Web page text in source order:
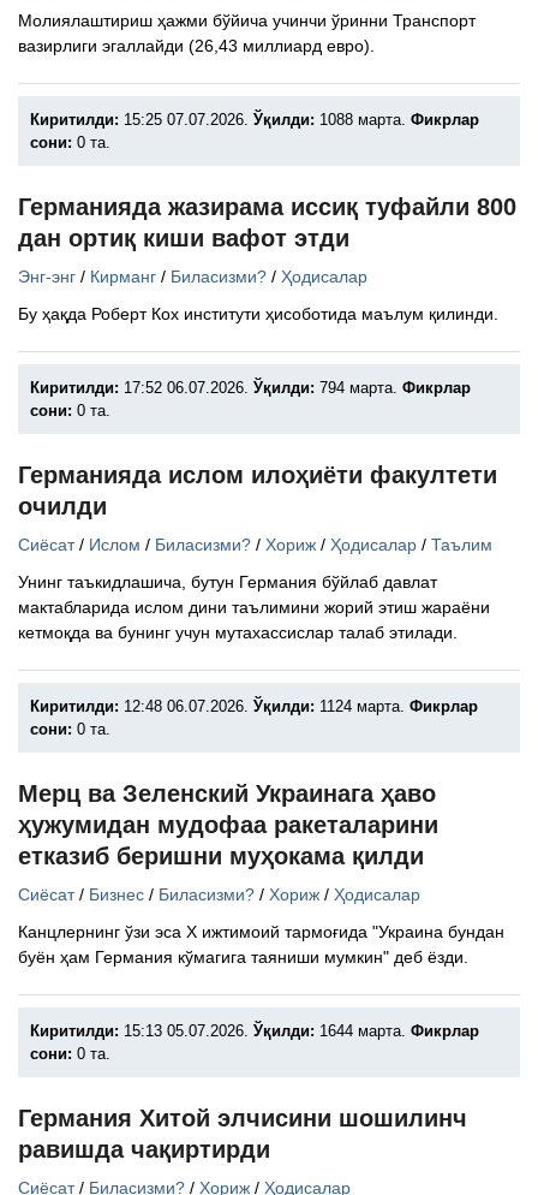
Молиялаштириш ҳажми бўйича учинчи ўринни Транспорт
вазирлиги эгаллайди (26,43 миллиард евро).
Киритилди: 15:25 07.07.2026. Ўқилди: 1088 марта. Фикрлар
сони: 0 та.
Германияда жазирама иссиқ туфайли 800
дан ортиқ киши вафот этди
Энг-энг / Кирманг / Биласизми? / Ҳодисалар
Бу ҳақда Роберт Кох институти ҳисоботида маълум қилинди.
Киритилди: 17:52 06.07.2026. Ўқилди: 794 марта. Фикрлар
сони: 0 та.
Германияда ислом илоҳиёти факултети
очилди
Сиёсат/ Ислом / Биласизми? / Хориж / Ҳодисалар / Таълим
Унинг таъкидлашича, бутун Германия бўйлаб давлат
мактабларида ислом дини таълимини жорий этиш жараёни
кетмоқда ва бунинг учун мутахассислар талаб этилади.
Киритилди: 12:48 06.07.2026. Ўқилди: 1124 марта. Фикрлар
сони: 0 та.
Мерц ва Зеленский Украинага ҳаво
ҳужумидан мудофаа ракеталарини
етказиб беришни муҳокама қилди
Сиёсат/ Бизнес / Биласизми? / Хориж / Ҳодисалар
Канцлернинг ўзи эса X ижтимоий тармоғида "Украина бундан
буён ҳам Германия кўмагига таяниши мумкин" деб ёзди.
Киритилди: 15:13 05.07.2026. Ўқилди: 1644 марта. Фикрлар
сони: 0 та.
Германия Хитой элчисини шошилинч
равишда чақиртирди
Сиёсат/ Биласизми? / Хориж / Ҳодисалар